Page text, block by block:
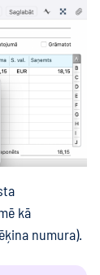
kā
numura).